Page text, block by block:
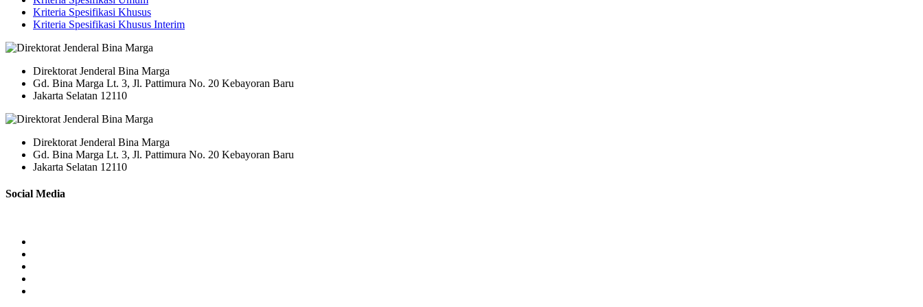
Kriteria Spesifikasi Khusus
Kriteria Spesifikasi Khusus Interim
Direktorat Jenderal Bina Marga
Gd. Bina Marga Lt. 3, Jl. Pattimura No. 20 Kebayoran Baru
Jakarta Selatan 12110
Direktorat Jenderal Bina Marga
Gd. Bina Marga Lt. 3, Jl. Pattimura No. 20 Kebayoran Baru
Jakarta Selatan 12110
Social Media